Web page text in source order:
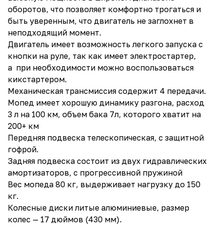
оборотов, что позволяет комфортно трогаться и
быть уверенным, что двигатель не заглохнет в
неподходящий момент.
Двигатель имеет возможность легкого запуска с
кнопки на руле, так как имеет электростартер,
а при необходимости можно воспользоваться
кикстартером.
Механическая трансмиссия содержит 4 передачи.
Мопед имеет хорошую динамику разгона, расход
3 л на 100 км, объем бака 7л, которого хватит на
200+ км
Передняя подвеска телескопическая, с защитной
гофрой.
Задняя подвеска состоит из двух гидравлических
амортизаторов, с прогрессивной пружиной
Вес мопеда 80 кг, выдерживает нагрузку до 150
кг.
Колесные диски литые алюминиевые, размер
колес — 17 дюймов (430 мм).